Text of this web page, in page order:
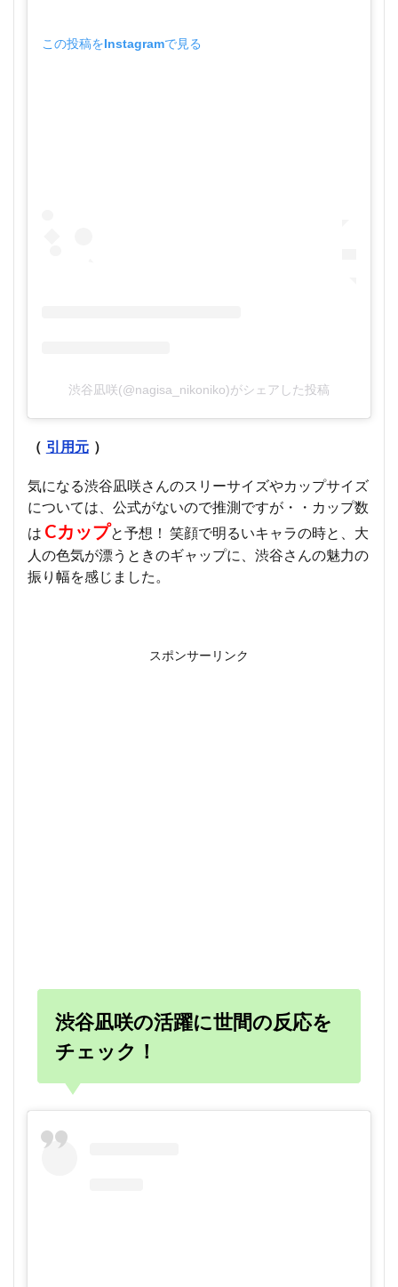
この投稿をInstagramで見る
渋谷凪咲(@nagisa_nikoniko)がシェアした投稿
（ 引用元 ）
気になる渋谷凪咲さんのスリーサイズやカップサイズ
については、公式がないので推測ですが・・カップ数
は Cカップと予想！ 笑顔で明るいキャラの時と、大
人の色気が漂うときのギャップに、渋谷さんの魅力の
振り幅を感じました。
スポンサーリンク
渋谷凪咲の活躍に世間の反応を
チェック！